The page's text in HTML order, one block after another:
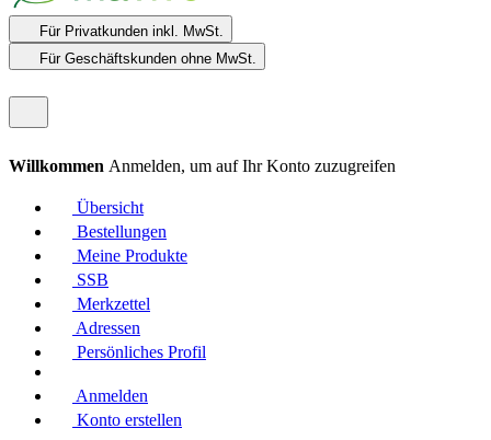
Für Privatkunden inkl. MwSt.
Für Geschäftskunden ohne MwSt.
Willkommen Anmelden, um auf Ihr Konto zuzugreifen
Übersicht
Bestellungen
Meine Produkte
SSB
Merkzettel
Adressen
Persönliches Profil
Anmelden
Konto erstellen